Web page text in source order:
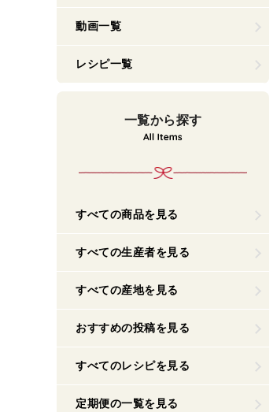
動画一覧
レシピ一覧
一覧から探す
すべての商品を見る
すべての生産者を見る
すべての産地を見る
おすすめの投稿を見る
すべてのレシピを見る
定期便の一覧を見る